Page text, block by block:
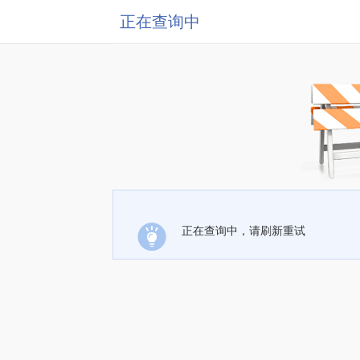
正在查询中
正在查询中，请刷新重试